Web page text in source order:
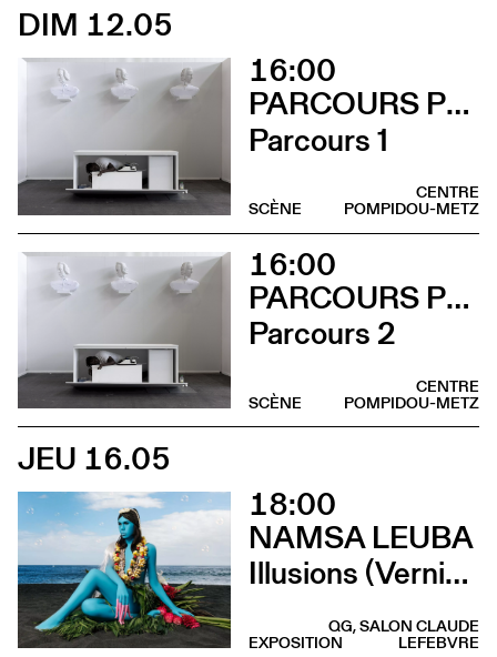
DIM 12.05
16:00
PARCOURS PERFORMANCES
Parcours 1
CENTRE
POMPIDOU-METZ
SCÈNE
16:00
PARCOURS PERFORMANCES
Parcours 2
CENTRE
POMPIDOU-METZ
SCÈNE
JEU 16.05
18:00
NAMSA LEUBA
Illusions (Vernissage)
QG, SALON CLAUDE
LEFEBVRE
EXPOSITION